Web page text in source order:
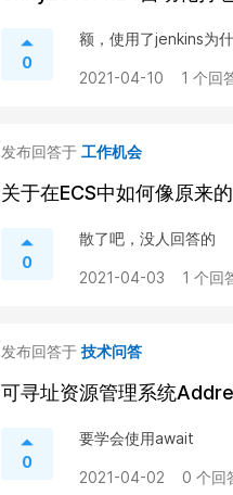
0
额，使用了jenkins为
2021-04-10 1 个回
发布回答于 工作机会
关于在ECS中如何像原来
0
散了吧，没人回答的
2021-04-03 1 个回
发布回答于 技术问答
可寻址资源管理系统
0
要学会使用await
2021-04-02 0 个回